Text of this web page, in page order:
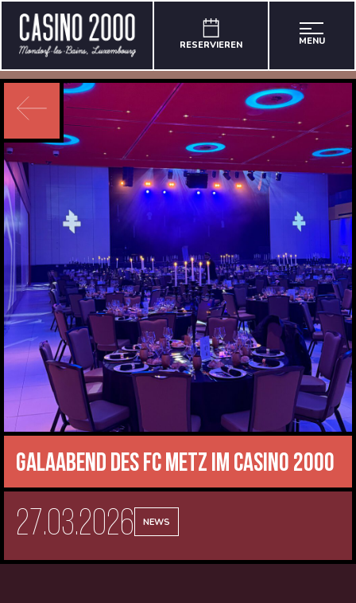
RESERVIEREN MENU
Galaabend des FC Metz im CASINO 2000
27.03.2026 NEWS